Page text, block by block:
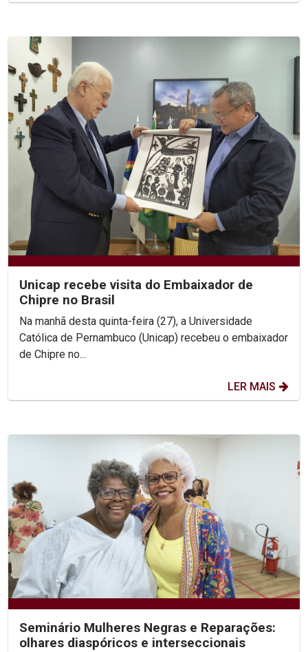
Unicap recebe visita do Embaixador de
Chipre no Brasil
Na manhã desta quinta-feira (27), a Universidade
Católica de Pernambuco (Unicap) recebeu o embaixador
de Chipre no...
LER MAIS
Seminário Mulheres Negras e Reparações:
olhares diaspóricos e interseccionais